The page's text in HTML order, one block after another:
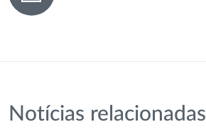
Notícias relacionadas